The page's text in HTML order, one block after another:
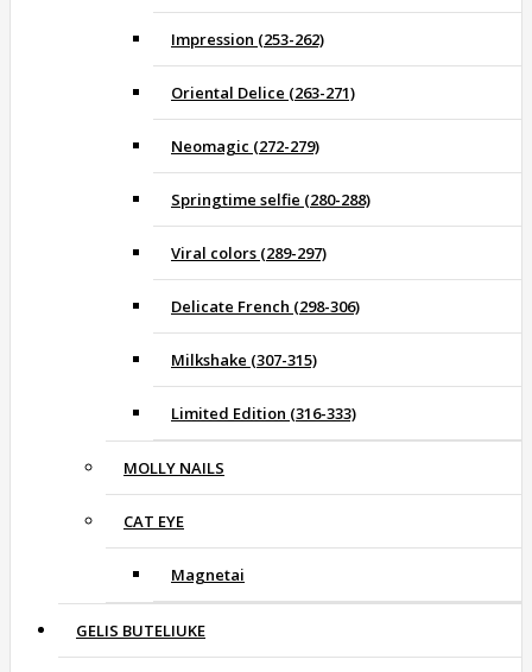
Impression (253-262)
Oriental Delice (263-271)
Neomagic (272-279)
Springtime selfie (280-288)
Viral colors (289-297)
Delicate French (298-306)
Milkshake (307-315)
Limited Edition (316-333)
MOLLY NAILS
CAT EYE
Magnetai
GELIS BUTELIUKE